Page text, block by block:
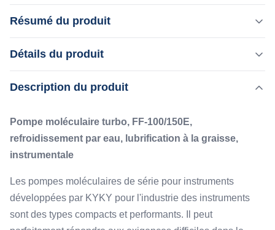
Résumé du produit
par eau, lubrification à la graisse, instrumentale Les
développées par KYKY pour l'industrie des instruments
parfaitement répondre aux exigences ...
Détails du produit
Mettre en évidence:
Pompes turbomoleculaires d'intégration de système
Pompes turbomoleculaires à structure compacte
ISO-K/CF DN100
Cooling:
Lubrication:
Description du produit
Pompe moléculaire turbo, FF-100/150E,
refroidissement par eau, lubrification à la graisse,
instrumentale
Les pompes moléculaires de série pour instruments
développées par KYKY pour l'industrie des instruments
sont des types compacts et performants. Il peut